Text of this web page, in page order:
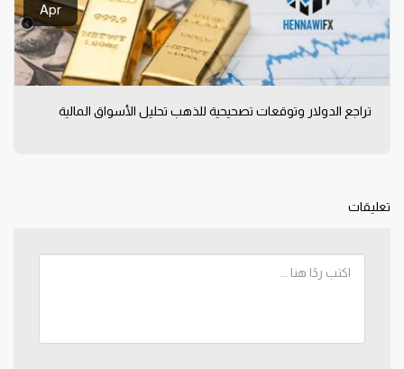
Apr
تراجع الدولار وتوقعات تصحيحية للذهب تحليل الأسواق المالية
تعليقات